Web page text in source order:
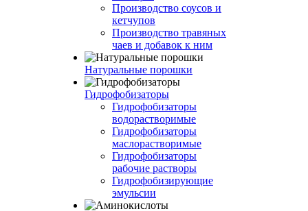
Производство соусов и
кетчупов
Производство травяных
чаев и добавок к ним
Натуральные порошки
Гидрофобизаторы
Гидрофобизаторы
водорастворимые
Гидрофобизаторы
маслорастворимые
Гидрофобизаторы
рабочие растворы
Гидрофобизирующие
эмульсии